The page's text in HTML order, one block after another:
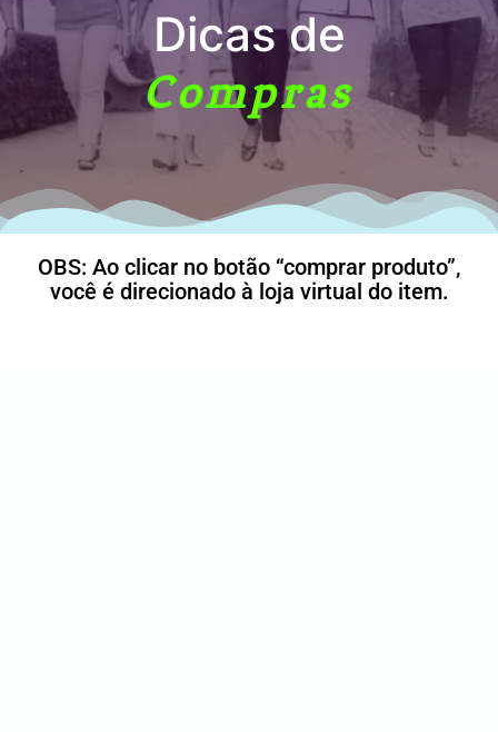
Dicas de
Compras
OBS: Ao clicar no botão “comprar produto”,
você é direcionado à loja virtual do item.